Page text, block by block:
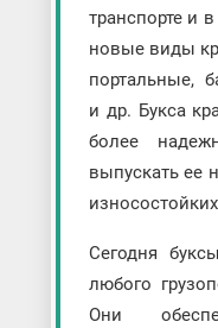
транспорте и
новые виды
портальные,
и др. Букса
более
выпускать ее
Сегодня
любого
Они